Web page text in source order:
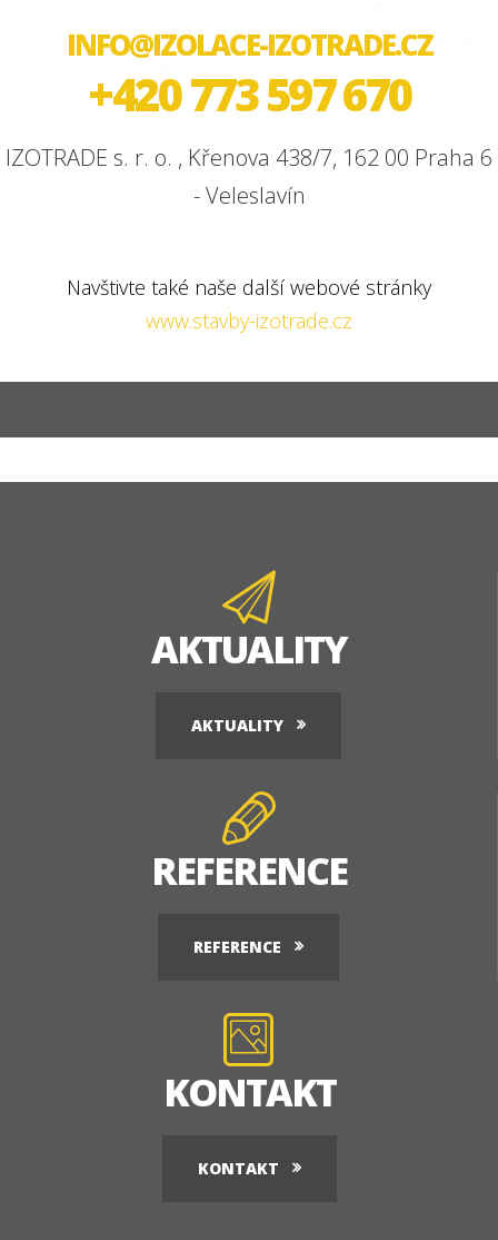
INFO@IZOLACE-IZOTRADE.CZ
+420 773 597 670
IZOTRADE s. r. o. , Křenova 438/7, 162 00 Praha 6
- Veleslavín
Navštivte také naše další webové stránky
www.stavby-izotrade.cz
AKTUALITY
AKTUALITY
REFERENCE
REFERENCE
KONTAKT
KONTAKT